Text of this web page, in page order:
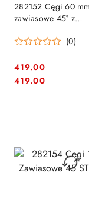
282152 Cęgi 60 mm
zawiasowe 45° z
(0)
Cena:
419.00
Cena:
419.00